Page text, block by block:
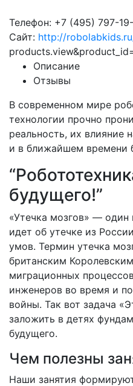
Телефон: +7 (495) 797-
Сайт: http://
Описание
Отзывы
В современном мире
технологии прочно
реальность, их влияние
и в ближайшем времени
будущего!”
«Утечка мозгов» — один
идет об утечке из
умов. Термин утечка
британским
миграционных
инженеров во время и
войны. Так вот задача
заложить в детях
будущего.
Чем полезны
Наши занятия